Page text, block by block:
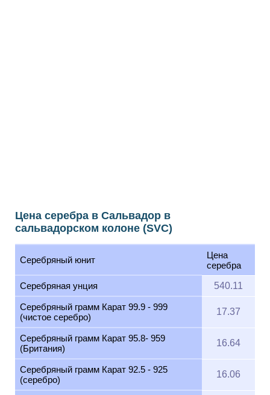
Цена серебра в Сальвадор в
сальвадорском колоне (SVC)
Серебряный юнит
Цена
серебра
Серебряная унция 540.11
Серебряный грамм Карат 99.9 - 999
(чистое серебро)
17.37
Серебряный грамм Карат 95.8- 959
(Британия)
16.64
Серебряный грамм Карат 92.5 - 925
(серебро)
16.06